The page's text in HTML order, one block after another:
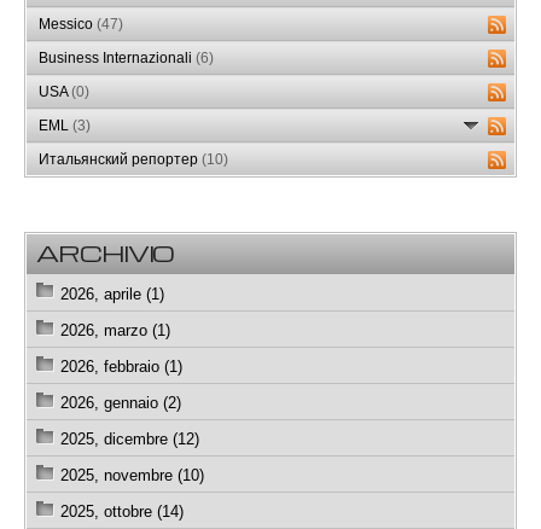
Messico (47)
Business Internazionali (6)
USA(0)
EML (3)
Итальянский репортер (10)
ARCHIVIO
2026, aprile (1)
2026, marzo (1)
2026, febbraio (1)
2026, gennaio (2)
2025, dicembre (12)
2025, novembre (10)
2025, ottobre (14)